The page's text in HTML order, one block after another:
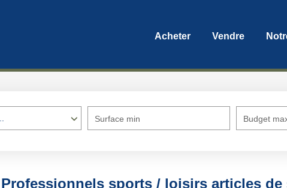
Acheter Vendre
Surface min Budget
Professionnels sports / loisirs articles de